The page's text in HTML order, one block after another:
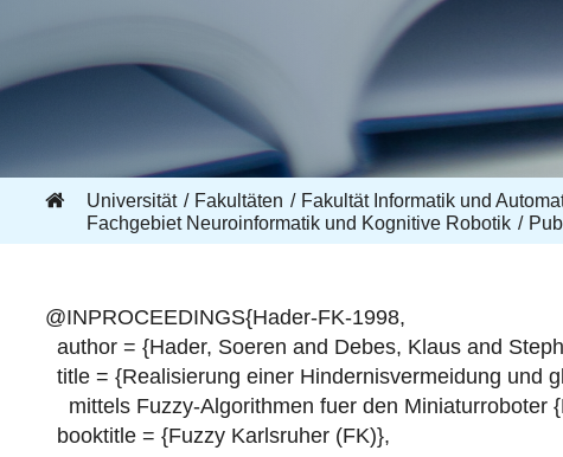
Universität Fakultäten Fakultät Informatik und
Fachgebiet Neuroinformatik und Kognitive Robotik
@INPROCEEDINGS{Hader-FK-1998,
author = {Hader, Soeren and Debes, Klaus and
title = {Realisierung einer Hindernisvermeidung und
mittels Fuzzy-Algorithmen fuer den Miniaturroboter
booktitle = {Fuzzy Karlsruher (FK)},